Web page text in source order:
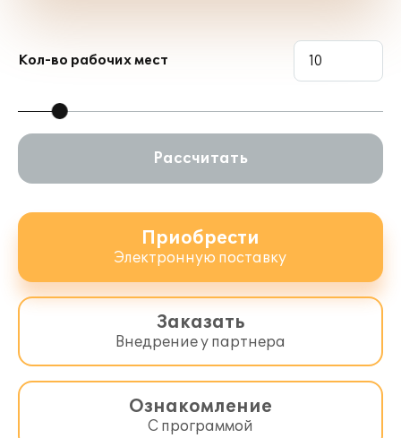
Кол-во рабочих мест
Рассчитать
Приобрести
Электронную поставку
Заказать
Внедрение у партнера
Ознакомление
С программой